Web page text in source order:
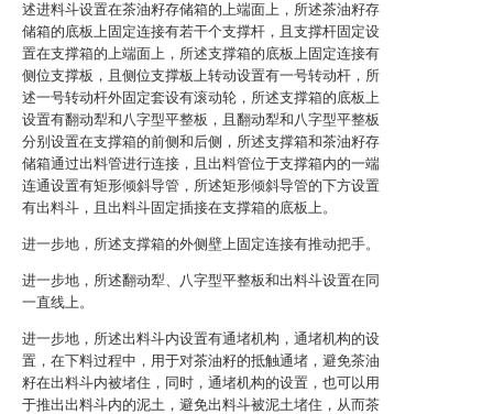
述进料斗设置在茶油籽存储箱的上端面上，所述茶油籽存
储箱的底板上固定连接有若干个支撑杆，且支撑杆固定设
置在支撑箱的上端面上，所述支撑箱的底板上固定连接有
侧位支撑板，且侧位支撑板上转动设置有一号转动杆，所
述一号转动杆外固定套设有滚动轮，所述支撑箱的底板上
设置有翻动犁和八字型平整板，且翻动犁和八字型平整板
分别设置在支撑箱的前侧和后侧，所述支撑箱和茶油籽存
储箱通过出料管进行连接，且出料管位于支撑箱内的一端
连通设置有矩形倾斜导管，所述矩形倾斜导管的下方设置
有出料斗，且出料斗固定插接在支撑箱的底板上。
进一步地，所述支撑箱的外侧壁上固定连接有推动把手。
进一步地，所述翻动犁、八字型平整板和出料斗设置在同
一直线上。
进一步地，所述出料斗内设置有通堵机构，通堵机构的设
置，在下料过程中，用于对茶油籽的抵触通堵，避免茶油
籽在出料斗内被堵住，同时，通堵机构的设置，也可以用
于推出出料斗内的泥土，避免出料斗被泥土堵住，从而茶